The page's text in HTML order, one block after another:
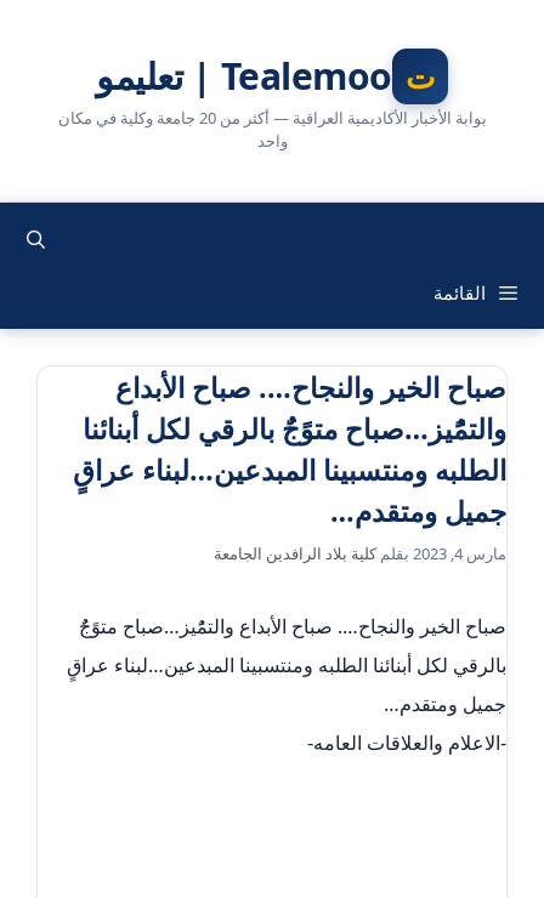
Tealemoo | تعليمو
بوابة الأخبار الأكاديمية العراقية — أكثر من 20 جامعة وكلية في مكان
واحد
القائمة
صباح الخير والنجاح…. صباح الأبداع
والتمًُيز…صباح متوًجٌُ بالرقي لكل أبنائنا
الطلبه ومنتسبينا المبدعين…لبناء عراقٍ
جميل ومتقدم…
مارس 4, 2023 بقلمكلية بلاد الرافدين الجامعة
صباح الخير والنجاح…. صباح الأبداع والتمًُيز…صباح متوًجٌُ
بالرقي لكل أبنائنا الطلبه ومنتسبينا المبدعين…لبناء عراقٍ
جميل ومتقدم…
-الاعلام والعلاقات العامه-